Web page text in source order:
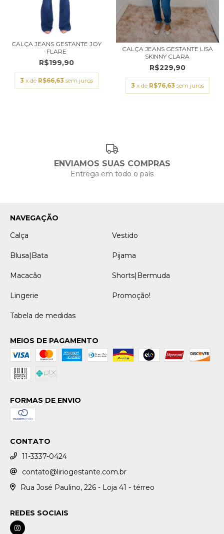
CALÇA JEANS GESTANTE JOY
FLARE
R$199,90
3 x de R$66,63 sem juros
CALÇA JEANS GESTANTE LISA
SKINNY CLARA
R$229,90
3 x de R$76,63 sem juros
ENVIAMOS SUAS COMPRAS
Entrega em todo o país
NAVEGAÇÃO
Calça
Vestido
Blusa|Bata Pijama
Macacão Shorts|Bermuda
Lingerie Promoção!
Tabela de medidas
MEIOS DE PAGAMENTO
FORMAS DE ENVIO
CONTATO
11-3337-0424
contato@liriogestante.com.br
Rua José Paulino, 226 - Loja 41 - térreo
REDES SOCIAIS